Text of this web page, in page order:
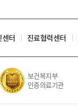
터 진료협력센터
보건복지부
인증의료기관